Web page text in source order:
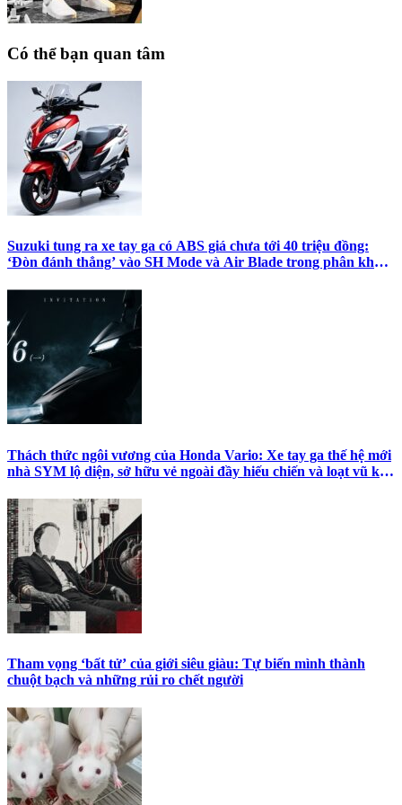
Có thể bạn quan tâm
Suzuki tung ra xe tay ga có ABS giá chưa tới 40 triệu đồng:
‘Đòn đánh thẳng’ vào SH Mode và Air Blade trong phân khúc
Thách thức ngôi vương của Honda Vario: Xe tay ga thế hệ mới
nhà SYM lộ diện, sở hữu vẻ ngoài đầy hiếu chiến và loạt vũ khí
Tham vọng ‘bất tử’ của giới siêu giàu: Tự biến mình thành
chuột bạch và những rủi ro chết người